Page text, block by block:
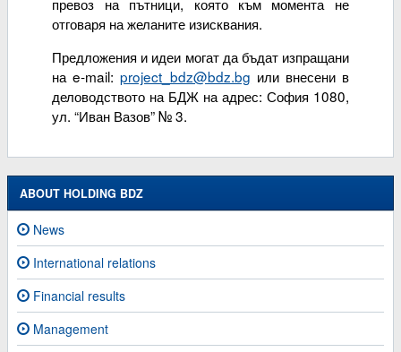
отговаря на желаните изисквания.
Предложения и идеи могат да бъдат изпращани
на e-mail:project_bdz@bdz.bg или внесени в
деловодството на БДЖ на адрес: София 1080,
ул. “Иван Вазов” № 3.
ABOUT HOLDING BDZ
News
International relations
Financial results
Management